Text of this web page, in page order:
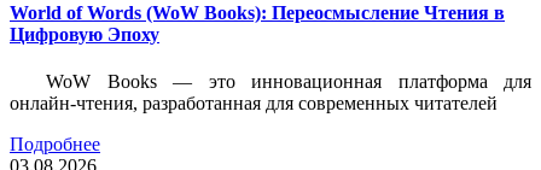
World of Words (WoW Books): Переосмысление Чтения в
Цифровую Эпоху
WoW Books — это инновационная платформа для
онлайн-чтения, разработанная для современных читателей
Подробнее
03.08.2026